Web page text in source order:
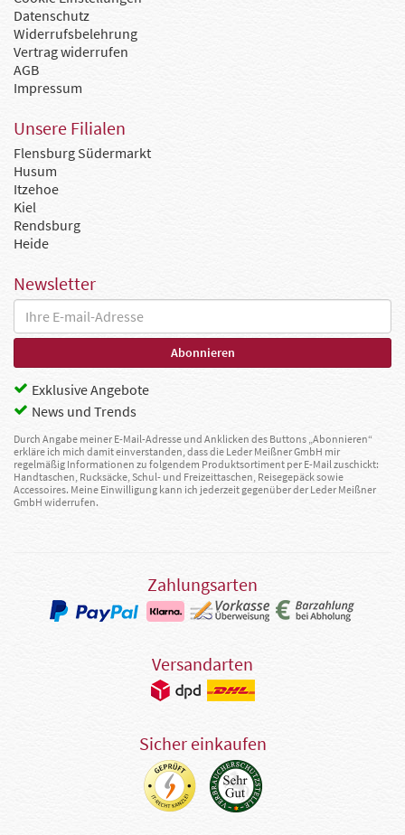
Datenschutz
Widerrufsbelehrung
Vertrag widerrufen
AGB
Impressum
Unsere Filialen
Flensburg Südermarkt
Husum
Itzehoe
Kiel
Rendsburg
Heide
Newsletter
Exklusive Angebote
News und Trends
Durch Angabe meiner E-Mail-Adresse und Anklicken des Buttons „Abonnieren“
erkläre ich mich damit einverstanden, dass die Leder Meißner GmbH mir
regelmäßig Informationen zu folgendem Produktsortiment per E-Mail zuschickt:
Handtaschen, Rucksäcke, Schul- und Freizeittaschen, Reisegepäck sowie
Accessoires. Meine Einwilligung kann ich jederzeit gegenüber der Leder Meißner
GmbH widerrufen.
Zahlungsarten
Versandarten
Sicher einkaufen